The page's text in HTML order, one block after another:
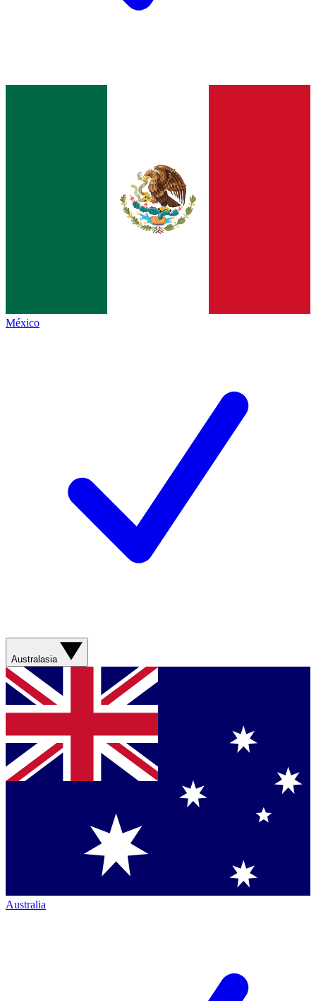
México
Australasia
Australia